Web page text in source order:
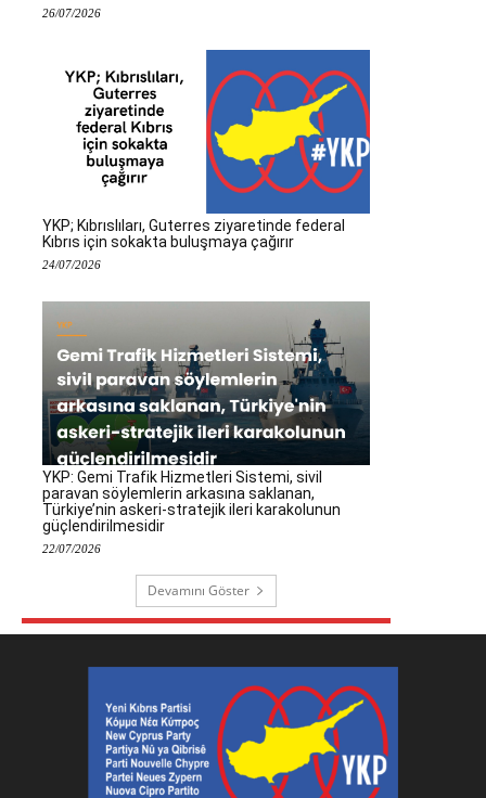
26/07/2026
YKP; Kıbrıslıları, Guterres ziyaretinde federal
Kıbrıs için sokakta buluşmaya çağırır
24/07/2026
YKP: Gemi Trafik Hizmetleri Sistemi, sivil
paravan söylemlerin arkasına saklanan,
Türkiye’nin askeri-stratejik ileri karakolunun
güçlendirilmesidir
22/07/2026
Devamını Göster